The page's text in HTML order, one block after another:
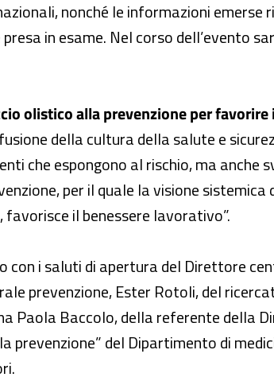
nonché le informazioni
in esame. Nel corso dell’evento
olistico alla prevenzione per
della cultura della salute e
che espongono al rischio, ma anche
per il quale la visione
il benessere lavorativo”.
con i saluti di apertura del Direttore
prevenzione, Ester Rotoli, del
Paola Baccolo, della referente della
prevenzione” del Dipartimento di